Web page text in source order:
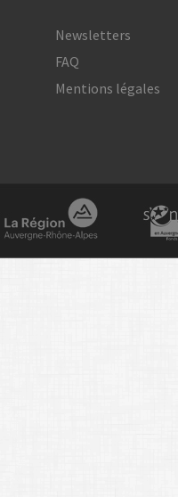
Newsletters
FAQ
Mentions légales